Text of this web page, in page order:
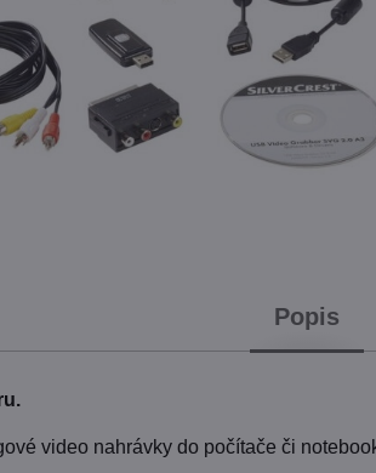
Popis
video nahrávky do počítače či